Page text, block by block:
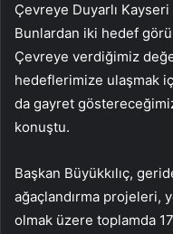
Çevreye Duyarlı Kayseri
Bunlardan iki hedef
Çevreye verdiğimiz
hedeflerimize ulaşmak
da gayret
konuştu.
Başkan Büyükkılıç,
ağaçlandırma projeleri,
olmak üzere toplamda